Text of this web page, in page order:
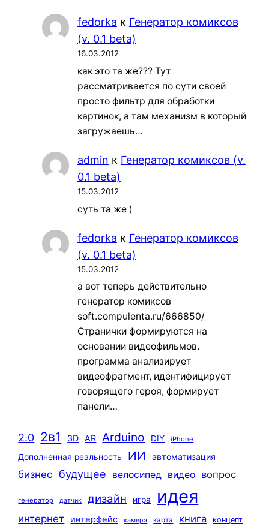
fedorka к Генератор комиксов
(v. 0.1 beta)
16.03.2012
как это та же??? Тут
рассматривается по сути своей
просто фильтр для обработки
картинок, а там механизм в который
загружаешь…
admin к Генератор комиксов (v.
0.1 beta)
15.03.2012
суть та же )
fedorka к Генератор комиксов
(v. 0.1 beta)
15.03.2012
а вот теперь действительно
генератор комиксов
soft.compulenta.ru/666850/
Странички формируются на
основании видеофильмов.
программа анализирует
видеофрагмент, идентифицирует
говорящего героя, формирует
панели…
2.0 2в1 3D AR Arduino DIY iPhone
Дополненная реальность ИИ автоматизация
бизнес будущее велосипед видео вопрос
генератор датчик дизайн игра идея
интернет интерфейс камера карта книга
концепт